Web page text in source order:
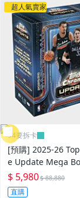
超人氣賣家
94要拆卡
[預購] 2025-26
e Update Mega
拆一盒 抽 RDPA
小兵 SSP特卡
$ 5,980$ 88,880
直購